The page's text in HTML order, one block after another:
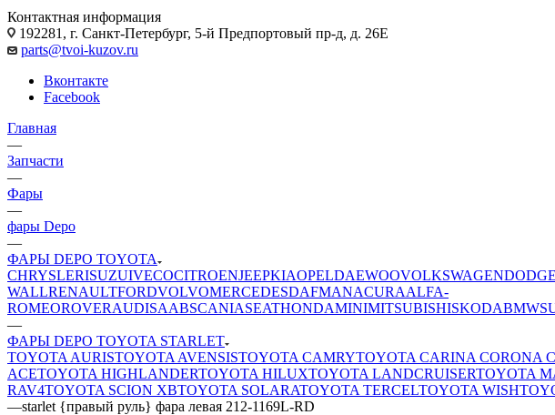
Контактная информация
192281, г. Санкт-Петербург, 5-й Предпортовый пр-д, д. 26Е
parts@tvoi-kuzov.ru
Вконтакте
Facebook
Главная
—
Запчасти
—
Фары
—
фары Depo
—
ФАРЫ DEPO TOYOTA
CHRYSLERISUZUIVECOCITROENJEEPKIAOPELDAEWOOVOLKSWAGENDODGE
WALLRENAULTFORDVOLVOMERCEDESDAFMANACURAALFA-
ROMEOROVERAUDISAABSCANIASEATHONDAMINIMITSUBISHISKODABMW
—
ФАРЫ DEPO TOYOTA STARLET
TOYOTA AURISTOYOTA AVENSISTOYOTA CAMRYTOYOTA CARINA CORONA
ACETOYOTA HIGHLANDERTOYOTA HILUXTOYOTA LANDCRUISERTOYOTA
RAV4TOYOTA SCION XBTOYOTA SOLARATOYOTA TERCELTOYOTA WISH
—starlet {правый руль} фара левая 212-1169L-RD